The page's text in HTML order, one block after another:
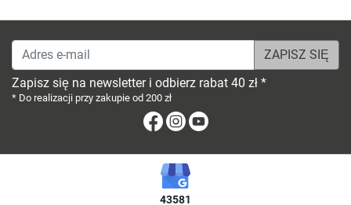
Adres e-mail
Zapisz się na newsletter i odbierz rabat 40 zł *
* Do realizacji przy zakupie od 200 zł
FacebookInstagram
43581